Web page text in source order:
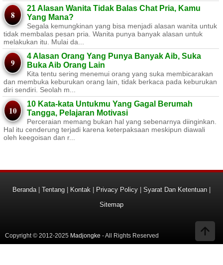
21 Alasan Wanita Tidak Balas Chat Pria, Kamu
Yang Mana?
Segala kemungkinan yang bisa menjadi alasan wanita untuk
tidak membalas pesan pria. Wanita punya banyak alasan untuk
melakukan itu. Mulai da...
4 Alasan Orang Yang Punya Banyak Aib, Suka
Buka Aib Orang Lain
Kita tentu sering menemui orang yang suka membicarakan
dan membuka keburukan orang lain, tidak berkaca pada keburukan
diri sendiri. Seolah m...
10 Kata-kata Untukmu Yang Gagal Berumah
Tangga, Pelajaran Motivasi
Perceraian memang bukan hal yang sebenarnya diinginkan.
Hal itu cenderung terjadi karena keterpaksaan meskipun diawali
oleh keegoisan dan r...
Beranda| Tentang Kontak Privacy Policy Syarat Dan Ketentuan
Sitemap
Copyright © 2012-2025 Madjongke - All Rights Reserved